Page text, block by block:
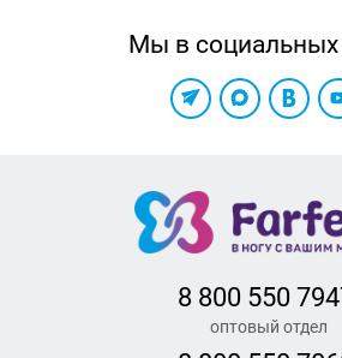
Мы в социальных
8 800 550
оптовый отдел